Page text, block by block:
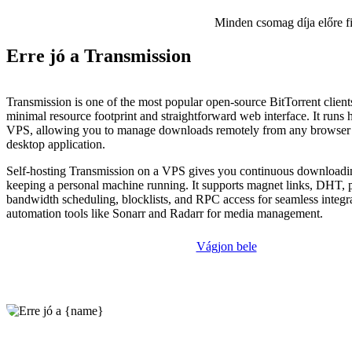
Minden csomag díja előre
Erre jó a Transmission
Transmission is one of the most popular open-source BitTorrent
minimal resource footprint and straightforward web interface. It runs
VPS, allowing you to manage downloads remotely from any
desktop application.
Self-hosting Transmission on a VPS gives you continuous
keeping a personal machine running. It supports magnet links, DHT,
bandwidth scheduling, blocklists, and RPC access for seamless
automation tools like Sonarr and Radarr for media management.
Vágjon bele